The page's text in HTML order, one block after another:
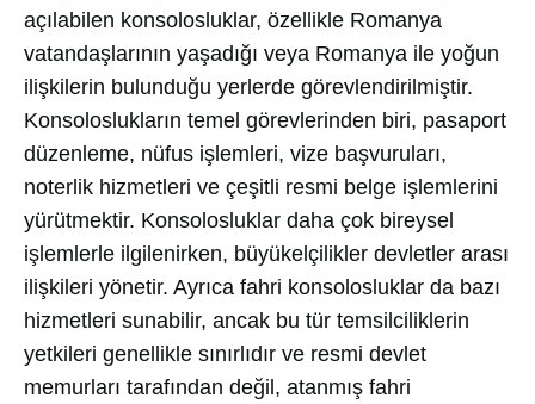
açılabilen konsolosluklar, özellikle Romanya
vatandaşlarının yaşadığı veya Romanya ile yoğun
ilişkilerin bulunduğu yerlerde görevlendirilmiştir.
Konsoloslukların temel görevlerinden biri, pasaport
düzenleme, nüfus işlemleri, vize başvuruları,
noterlik hizmetleri ve çeşitli resmi belge işlemlerini
yürütmektir. Konsolosluklar daha çok bireysel
işlemlerle ilgilenirken, büyükelçilikler devletler arası
ilişkileri yönetir. Ayrıca fahri konsolosluklar da bazı
hizmetleri sunabilir, ancak bu tür temsilciliklerin
yetkileri genellikle sınırlıdır ve resmi devlet
memurları tarafından değil, atanmış fahri